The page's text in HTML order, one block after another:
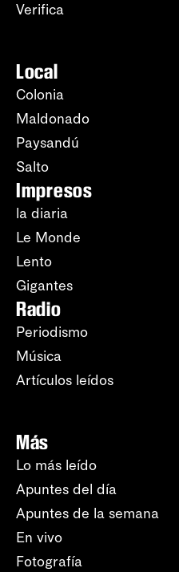
Verifica
Local
Colonia
Maldonado
Paysandú
Salto
Impresos
la diaria
Le Monde
Lento
Gigantes
Radio
Periodismo
Música
Artículos leídos
Más
Lo más leído
Apuntes del día
Apuntes de la semana
En vivo
Fotografía